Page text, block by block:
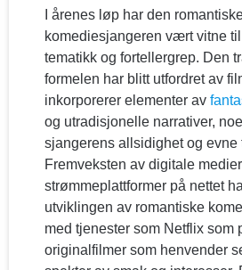
I årenes løp har den
komediesjangeren vært vitne
tematikk og fortellergrep. Den
formelen har blitt utfordret av
inkorporerer elementer av
og utradisjonelle narrativer,
sjangerens allsidighet og evne
Fremveksten av digitale
strømmeplattformer på nettet
utviklingen av romantiske
med tjenester som Netflix som
originalfilmer som henvender